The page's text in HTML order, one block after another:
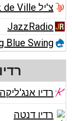
צ'יל Jazz de Ville
JazzRadio
Blue Swing
רדיו אנג'ליקה
רדיו דנטה